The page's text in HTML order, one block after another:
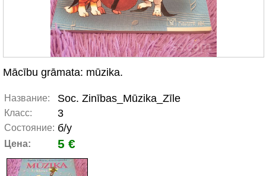
Mācību grāmata: mūzika.
Название: Soc. Zinības_Mūzika_Zīle
Класс: 3
Состояние: б/у
Цена: 5 €